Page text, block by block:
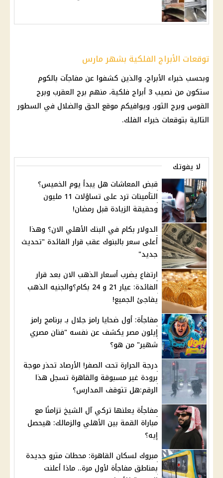
توقعات الأبراج الفلكية بشهر مارس
وبحسب خبراء الأبراج، والذين كشفوا عن مفاجآت بالكوم
ستكون من نصيب 3 أبراج فلكية، منهم برج العقرب وبرج
القوس وبرج الثور، ويوافيكم موقع الحق والضلال في السطور
التالية بتوقعات خبراء الفلك.
لا يفوتك
قبض المعاشات هل يبدأ يوم الخميس؟
التأمينات ترد على تساؤلات 11 مليون
وحقيقة الزيادة قبل رمضان!
الدولار بكام في البنك الأهلي الان؟ وهذا
أعلى سعر بالبنوك عقب قرار الفائدة "تحديث
جديد"
ارتفاع يضرب أسعار الذهب الان بعد قرار
الفائدة: عيار 21 و 24 بكام؟والجنيه الذهب
يفاجئ الجميع!
مفاجأة: أول ضحايا رامز جلال بـ برنامج رامز
إيلون مصر يكشف عن نفسه "فنان مصري
شهير" من هو؟
درجة الحرارة تحت الصفر! الأرصاد تحذر موجة
برودة غير مسبوقة والقاهرة تسجل هذا
الرقم:هل تتوقف المدارس؟
مفاجأة يعلنها تركي آل الشيخ تزامنًا مع
مباراة القمة بين الأهلي والزمالك: هيحصل
إيه؟
مبروك لسكان القاهرة: محطات مترو جديدة
بمناطق مفاجأة لأول مرة.. ماذا أعلنت